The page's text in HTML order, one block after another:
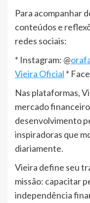
Para acompanhar
conteúdos e
redes sociais:
* Instagram: @
Vieira Oficial *
Nas plataformas,
mercado
desenvolvimento
inspiradoras que
diariamente.
Vieira define seu
missão: capacitar
independência